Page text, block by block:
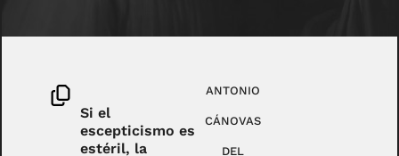
Si el
escepticismo es
estéril, la
ANTONIO
CÁNOVAS
DEL